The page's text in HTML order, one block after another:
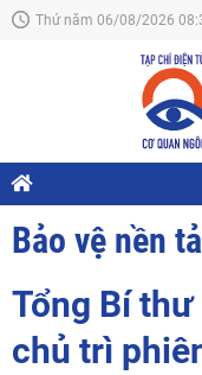
Thứ năm 06/08/2026
Bảo vệ nền
Tổng Bí thư
chủ trì